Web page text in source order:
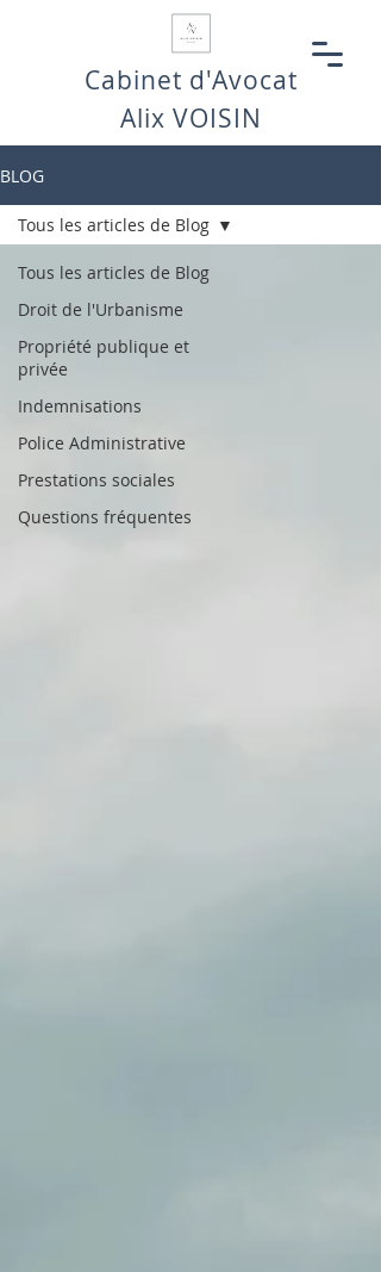
Cabinet d'Avocat
Alix VOISIN
BLOG
Tous les articles de Blog
Droit de l'Urbanisme
Propriété publique et
privée
Indemnisations
Police Administrative
Prestations sociales
Questions fréquentes
Tous les articles de Blog